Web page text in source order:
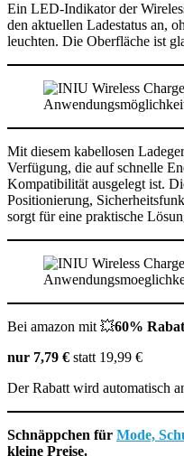
Ein LED-Indikator der
den aktuellen Ladestatus an,
leuchten. Die Oberfläche ist
Mit diesem kabellosen
Verfügung, die auf schnelle
Kompatibilität ausgelegt ist.
Positionierung,
sorgt für eine praktische
Bei amazon mit 💥60%
nur 7,79 € statt 19,99 €
Der Rabatt wird automatisch
Schnäppchen für Mode,
kleine Preise.